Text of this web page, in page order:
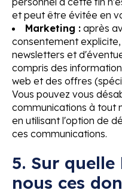
et peut être évitée en
Marketing : après
consentement
newsletters et
compris des
web et des offres
Vous pouvez vous
communications à tout
en utilisant l'option de
ces communications.
5. Sur
nous ces